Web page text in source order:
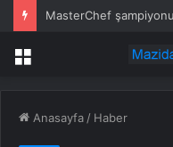
Menü
Anasayfa / Haber